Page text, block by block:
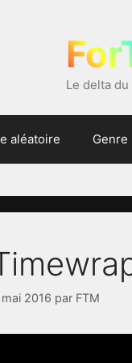
Le delta
aléatoire Genre
2016 par FTM